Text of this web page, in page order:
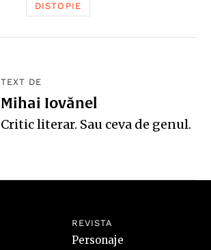
DISTOPIE
TEXT DE
Mihai Iovănel
Critic literar. Sau ceva de genul.
REVISTA
Personaje